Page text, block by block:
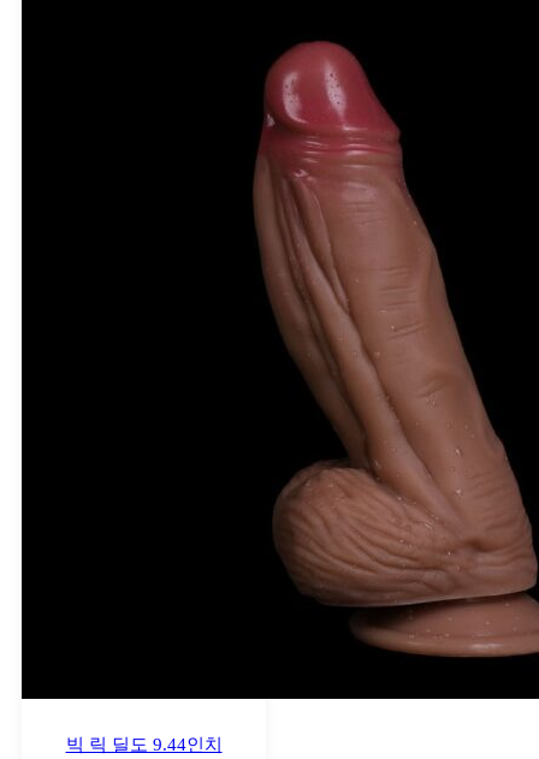
빅 릭 딜도 9.44인치